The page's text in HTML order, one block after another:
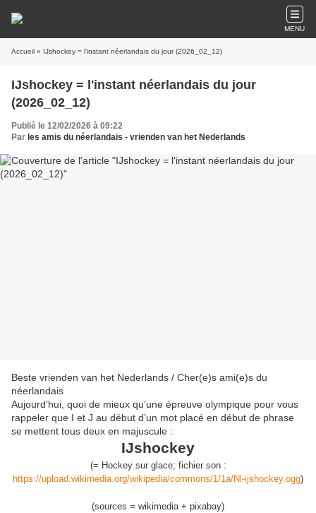
MENU
Accueil » IJshockey = l'instant néerlandais du jour (2026_02_12)
IJshockey = l'instant néerlandais du jour
(2026_02_12)
Publié le 12/02/2026 à 09:22
Par les amis du néerlandais - vrienden van het Nederlands
Beste vrienden van het Nederlands / Cher(e)s ami(e)s du
néerlandais
Aujourd’hui, quoi de mieux qu’une épreuve olympique pour vous
rappeler que I et J au début d’un mot placé en début de phrase
se mettent tous deux en majuscule :
IJshockey
(= Hockey sur glace; fichier son :
https://upload.wikimedia.org/wikipedia/commons/1/1a/Nl-ijshockey.ogg)
(sources = wikimedia + pixabay)